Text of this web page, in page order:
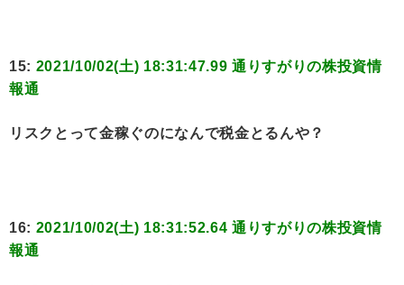
15: 2021/10/02(土) 18:31:47.99 通りすがりの株投資情
報通
リスクとって金稼ぐのになんで税金とるんや？
16: 2021/10/02(土) 18:31:52.64 通りすがりの株投資情
報通